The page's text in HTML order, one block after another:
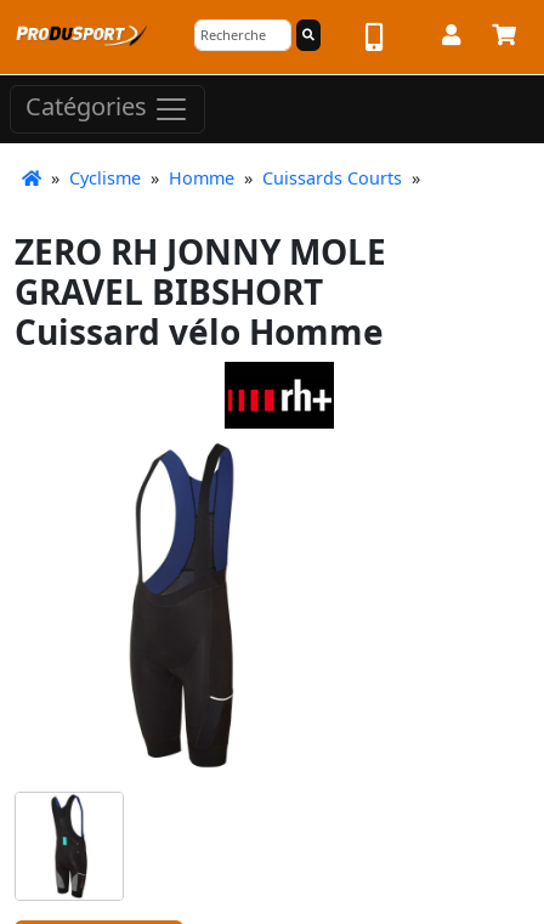
Catégories
» Cyclisme » Homme » Cuissards Courts »
ZERO RH JONNY MOLE
GRAVEL BIBSHORT
Cuissard vélo Homme